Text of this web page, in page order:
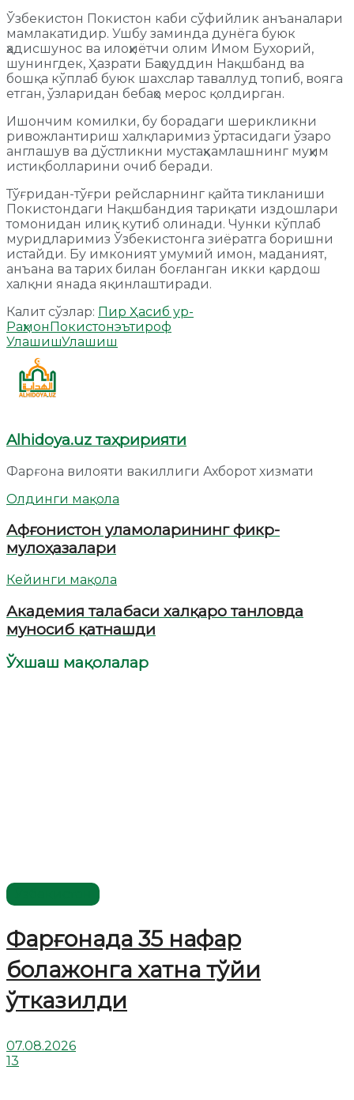
Ўзбекистон Покистон каби сўфийлик анъаналари
мамлакатидир. Ушбу заминда дунёга буюк
ҳадисшунос ва илоҳиётчи олим Имом Бухорий,
шунингдек, Ҳазрати Баҳоуддин Нақшбанд ва
бошқа кўплаб буюк шахслар таваллуд топиб, вояга
етган, ўзларидан бебаҳо мерос қолдирган.
Ишончим комилки, бу борадаги шерикликни
ривожлантириш халқларимиз ўртасидаги ўзаро
англашув ва дўстликни мустаҳкамлашнинг муҳим
истиқболларини очиб беради.
Тўғридан-тўғри рейсларнинг қайта тикланиши
Покистондаги Нақшбандия тариқати издошлари
томонидан илиқ кутиб олинади. Чунки кўплаб
муридларимиз Ўзбекистонга зиёратга боришни
истайди. Бу имконият умумий имон, маданият,
анъана ва тарих билан боғланган икки қардош
халқни янада яқинлаштиради.
Калит сўзлар: Пир Ҳасиб ур-
Раҳмон Покистонэътироф
УлашишУлашиш
Alhidoya.uz таҳририяти
Фарғона вилояти вакиллиги Ахборот хизмати
Олдинги мақола
Афғонистон уламоларининг фикр-
мулоҳазалари
Кейинги мақола
Академия талабаси халқаро танловда
муносиб қатнашди
Ўхшаш мақолалар
Фарғонада 35 нафар
болажонга хатна тўйи
ўтказилди
07.08.2026
13